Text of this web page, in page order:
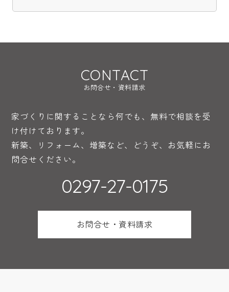
CONTACT
お問合せ・資料請求
家づくりに関することなら何でも、無料で相談を受
け付けております。
新築、リフォーム、増築など、どうぞ、お気軽にお
問合せください。
0297-27-0175
お問合せ・資料請求